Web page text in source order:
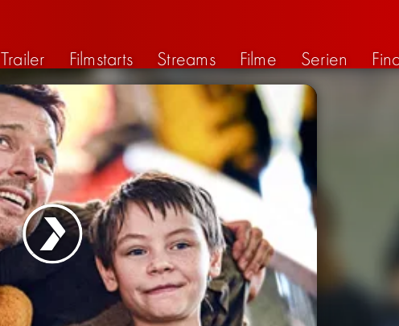
Trailer Filmstarts Streams Filme Serien